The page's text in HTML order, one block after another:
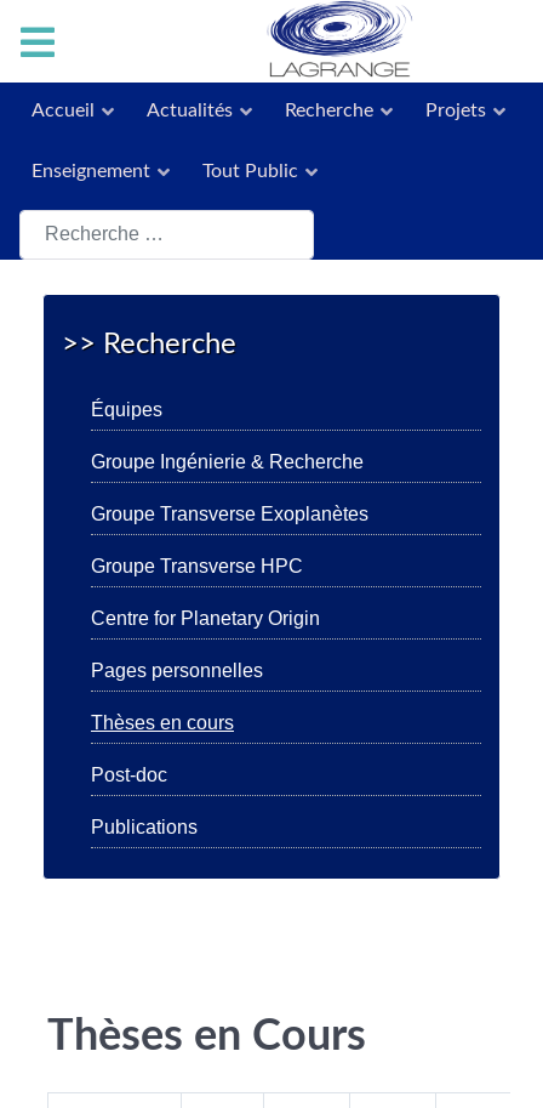
Accueil Actualités Recherche Projets
Enseignement Tout Public
Rechercher
>> Recherche
Équipes
Groupe Ingénierie & Recherche
Groupe Transverse Exoplanètes
Groupe Transverse HPC
Centre for Planetary Origin
Pages personnelles
Thèses en cours
Post-doc
Publications
Thèses en Cours